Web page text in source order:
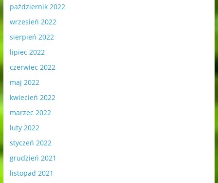
październik 2022
wrzesień 2022
sierpień 2022
lipiec 2022
czerwiec 2022
maj 2022
kwiecień 2022
marzec 2022
luty 2022
styczeń 2022
grudzień 2021
listopad 2021